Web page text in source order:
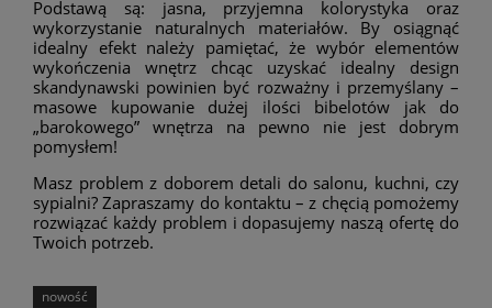
Podstawą są: jasna, przyjemna kolorystyka oraz
wykorzystanie naturalnych materiałów. By osiągnąć
idealny efekt należy pamiętać, że wybór elementów
wykończenia wnętrz chcąc uzyskać idealny design
skandynawski powinien być rozważny i przemyślany –
masowe kupowanie dużej ilości bibelotów jak do
„barokowego” wnętrza na pewno nie jest dobrym
pomysłem!
Masz problem z doborem detali do salonu, kuchni, czy
sypialni? Zapraszamy do kontaktu – z chęcią pomożemy
rozwiązać każdy problem i dopasujemy naszą ofertę do
Twoich potrzeb.
nowość